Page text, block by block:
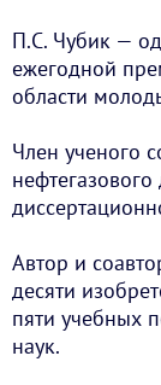
П.С. Чубик —
ежегодной
области
Член ученого
Автор и
десяти
пяти учебных
наук.